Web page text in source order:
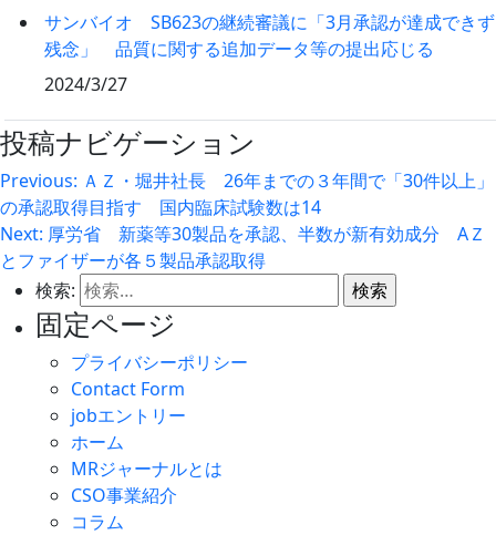
サンバイオ SB623の継続審議に「3月承認が達成できず
残念」 品質に関する追加データ等の提出応じる
2024/3/27
投稿ナビゲーション
Previous: ＡＺ・堀井社長 26年までの３年間で「30件以上」
の承認取得目指す 国内臨床試験数は14
Next: 厚労省 新薬等30製品を承認、半数が新有効成分 AＺ
とファイザーが各５製品承認取得
検索:
固定ページ
プライバシーポリシー
Contact Form
jobエントリー
ホーム
MRジャーナルとは
CSO事業紹介
コラム